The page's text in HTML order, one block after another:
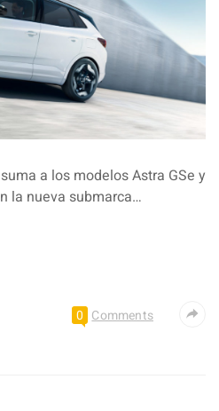
a los modelos Astra GSe y
la nueva submarca…
0 Comments